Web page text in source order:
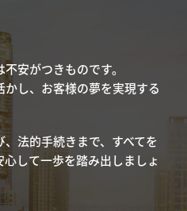
安がつきものです。
し、お客様の夢を実現する
法的手続きまで、すべてを
して一歩を踏み出しましょ